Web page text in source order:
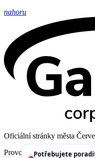
nahoru
Oficiální stránky města
ProvozovatelGalileo
Potřebujete